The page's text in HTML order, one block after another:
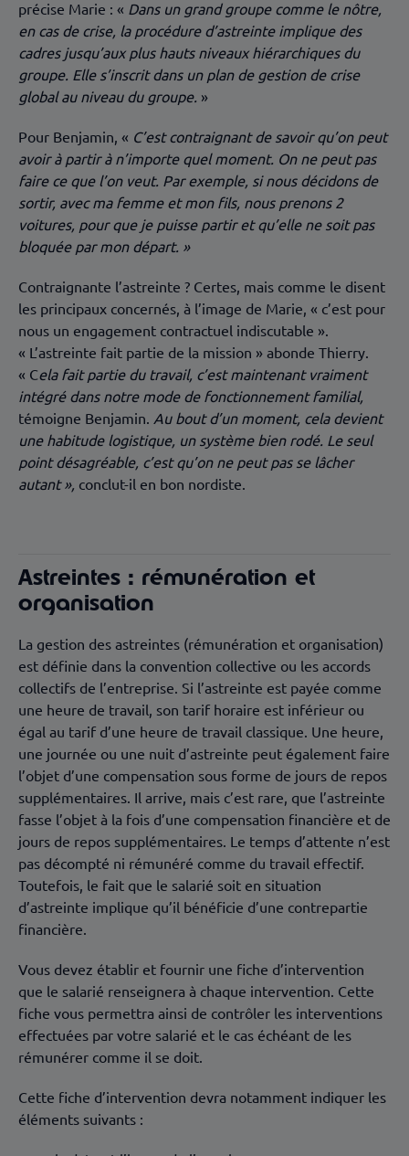
précise Marie : « Dans un grand groupe comme le nôtre,
en cas de crise, la procédure d’astreinte implique des
cadres jusqu’aux plus hauts niveaux hiérarchiques du
groupe. Elle s’inscrit dans un plan de gestion de crise
global au niveau du groupe. »
Pour Benjamin, « C’est contraignant de savoir qu’on peut
avoir à partir à n’importe quel moment. On ne peut pas
faire ce que l’on veut. Par exemple, si nous décidons de
sortir, avec ma femme et mon fils, nous prenons 2
voitures, pour que je puisse partir et qu’elle ne soit pas
bloquée par mon départ. »
Contraignante l’astreinte ? Certes, mais comme le disent
les principaux concernés, à l’image de Marie, « c’est pour
nous un engagement contractuel indiscutable ».
« L’astreinte fait partie de la mission » abonde Thierry.
« Cela fait partie du travail, c’est maintenant vraiment
intégré dans notre mode de fonctionnement familial,
témoigne Benjamin. Au bout d’un moment, cela devient
une habitude logistique, un système bien rodé. Le seul
point désagréable, c’est qu’on ne peut pas se lâcher
autant », conclut-il en bon nordiste.
Astreintes : rémunération et
organisation
La gestion des astreintes (rémunération et organisation)
est définie dans la convention collective ou les accords
collectifs de l’entreprise. Si l’astreinte est payée comme
une heure de travail, son tarif horaire est inférieur ou
égal au tarif d’une heure de travail classique. Une heure,
une journée ou une nuit d’astreinte peut également faire
l’objet d’une compensation sous forme de jours de repos
supplémentaires. Il arrive, mais c’est rare, que l’astreinte
fasse l’objet à la fois d’une compensation financière et de
jours de repos supplémentaires. Le temps d’attente n’est
pas décompté ni rémunéré comme du travail effectif.
Toutefois, le fait que le salarié soit en situation
d’astreinte implique qu’il bénéficie d’une contrepartie
financière.
Vous devez établir et fournir une fiche d’intervention
que le salarié renseignera à chaque intervention. Cette
fiche vous permettra ainsi de contrôler les interventions
effectuées par votre salarié et le cas échéant de les
rémunérer comme il se doit.
Cette fiche d’intervention devra notamment indiquer les
éléments suivants :